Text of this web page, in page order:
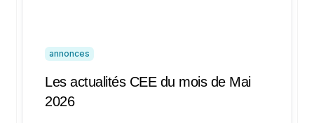
annonces
Les actualités CEE du mois de Mai
2026